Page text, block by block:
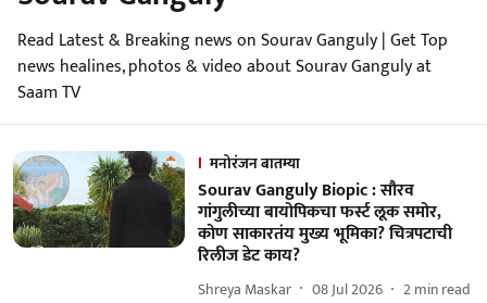
Read Latest & Breaking news on Sourav Ganguly | Get Top
news healines, photos & video about Sourav Ganguly at
Saam TV
मनोरंजन बातम्या
Sourav Ganguly Biopic : सौरव
गांगुलीच्या बायोपिकचा फर्स्ट लूक समोर,
कोण साकारतंय मुख्य भूमिका? चित्रपटाची
रिलीज डेट काय?
Shreya Maskar 08 Jul 2026 2min read